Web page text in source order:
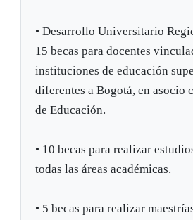
• Desarrollo Universitario
15 becas para docentes
instituciones de educación
diferentes a Bogotá, en asocio
de Educación.
• 10 becas para realizar
todas las áreas académicas.
• 5 becas para realizar